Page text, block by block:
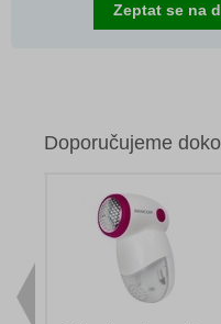
Zeptat se na
Doporučujeme